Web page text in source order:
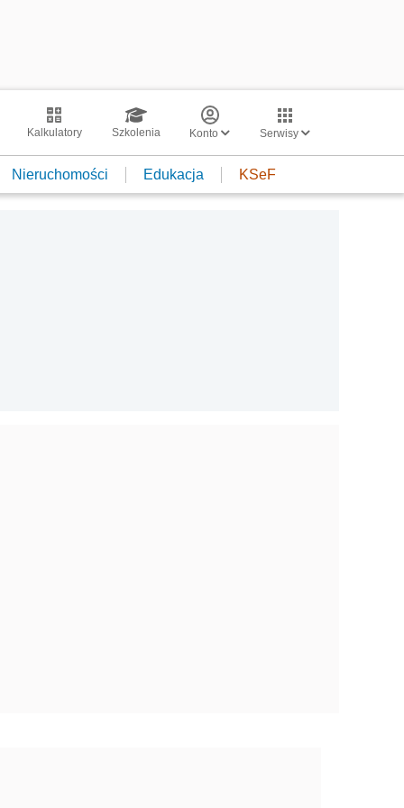
Kalkulatory Szkolenia Konto Serwisy
Nieruchomości Edukacja KSeF